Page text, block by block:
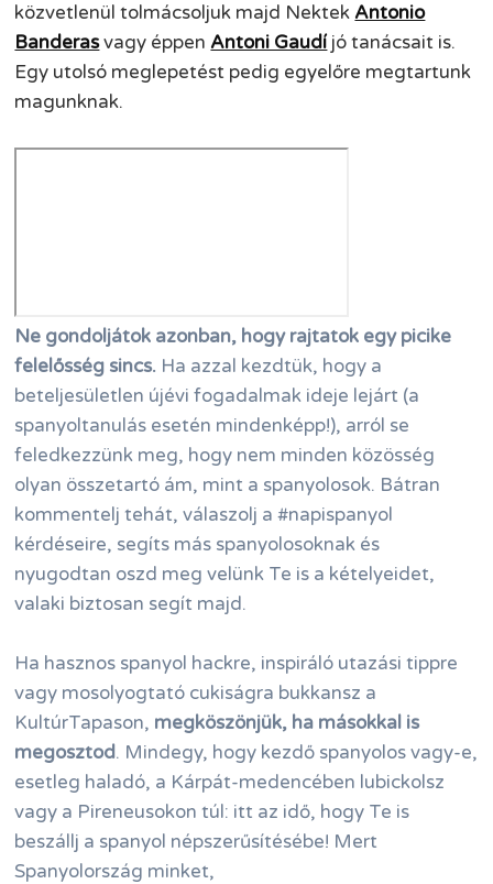
közvetlenül tolmácsoljuk majd Nektek Antonio
Banderasvagy éppen Antoni Gaudíjó tanácsait is.
Egy utolsó meglepetést pedig egyelőre megtartunk
magunknak.
Ne gondoljátok azonban, hogy rajtatok egy picike
felelősség sincs. Ha azzal kezdtük, hogy a
beteljesületlen újévi fogadalmak ideje lejárt (a
spanyoltanulás esetén mindenképp!), arról se
feledkezzünk meg, hogy nem minden közösség
olyan összetartó ám, mint a spanyolosok. Bátran
kommentelj tehát, válaszolj a #napispanyol
kérdéseire, segíts más spanyolosoknak és
nyugodtan oszd meg velünk Te is a kételyeidet,
valaki biztosan segít majd.
Ha hasznos spanyol hackre, inspiráló utazási tippre
vagy mosolyogtató cukiságra bukkansz a
KultúrTapason, megköszönjük, ha másokkal is
megosztod. Mindegy, hogy kezdő spanyolos vagy-e,
esetleg haladó, a Kárpát-medencében lubickolsz
vagy a Pireneusokon túl: itt az idő, hogy Te is
beszállj a spanyol népszerűsítésébe! Mert
Spanyolország minket,